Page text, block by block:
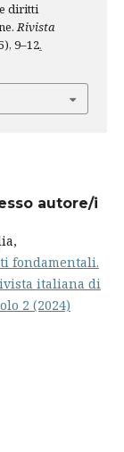
diritti
Rivista
9–12.
autore/i
fondamentali.
italiana di
2 (2024)